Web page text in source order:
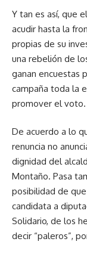
Y tan es así, que
acudir hasta la
propias de su
una rebelión de
ganan encuestas
campaña toda la
promover el voto.
De acuerdo a lo
renuncia no
dignidad del
Montaño. Pasa
posibilidad de que
candidata a
Solidario, de los
decir “paleros”,